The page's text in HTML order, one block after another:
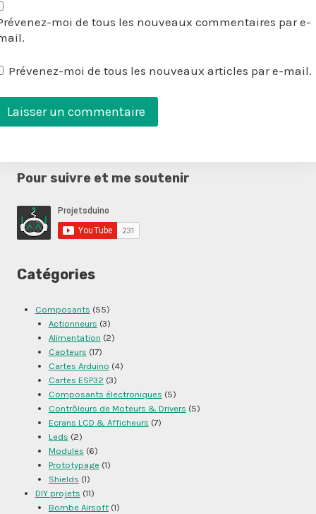
moi de tous les nouveaux commentaires par e-
Prévenez-moi de tous les nouveaux articles par e-mail.
Pour suivre et me soutenir
Catégories
Composants (55)
Actionneurs (3)
Alimentation (2)
Capteurs (17)
Cartes Arduino (4)
Cartes ESP32 (3)
Composants électroniques (5)
Contrôleurs de Moteurs & Drivers (5)
Ecrans LCD & Afficheurs (7)
Leds (2)
Modules (6)
Prototypage(1)
Shields (1)
DIY projets (11)
Bombe Airsoft(1)